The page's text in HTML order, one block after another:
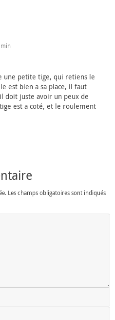
une petite tige, qui retiens le
est bien a sa place, il faut
doit juste avoir un peux de
est a coté, et le roulement
Les champs obligatoires sont indiqués